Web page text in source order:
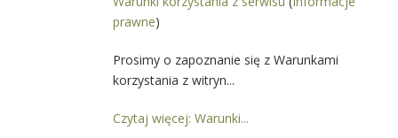
prawne)
Prosimy o zapoznanie się z Warunkami
korzystania z witryn...
Czytaj więcej: Warunki...